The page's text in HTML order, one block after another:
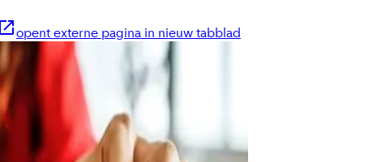
opent externe pagina in nieuw tabblad